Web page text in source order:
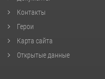
Контакты
Герои
Карта сайта
Открытые данные